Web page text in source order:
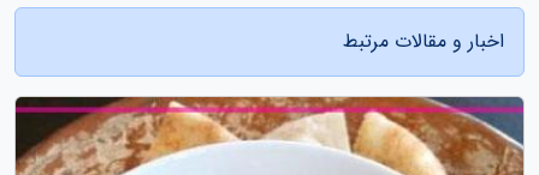
اخبار و مقالات مرتبط